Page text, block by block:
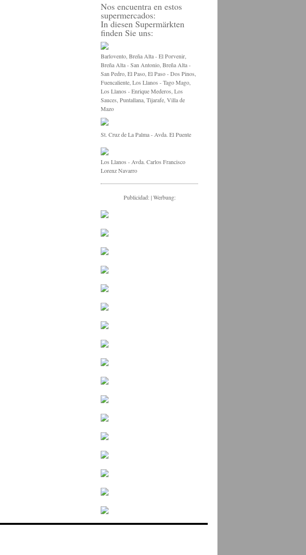
Nos encuentra en estos
supermercados:
In diesen Supermärkten
finden Sie uns:
Barlovento, Breña Alta - El Porvenir,
Breña Alta - San Antonio, Breña Alta -
San Pedro, El Paso, El Paso - Dos Pinos,
Fuencaliente, Los Llanos - Tago Mago,
Los Llanos - Enrique Mederos, Los
Sauces, Puntallana, Tijarafe, Villa de
Mazo
St. Cruz de La Palma - Avda. El Puente
Los Llanos - Avda. Carlos Francisco
Lorenz Navarro
Publicidad: | Werbung: